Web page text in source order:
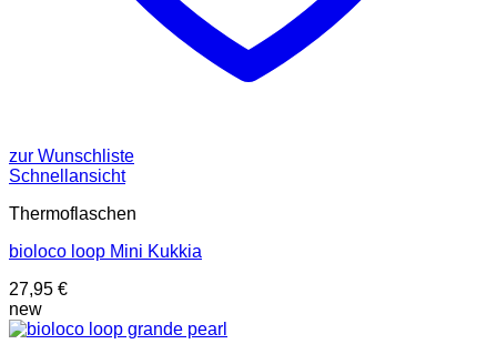
zur Wunschliste
Schnellansicht
Thermoflaschen
bioloco loop Mini Kukkia
27,95 €
new